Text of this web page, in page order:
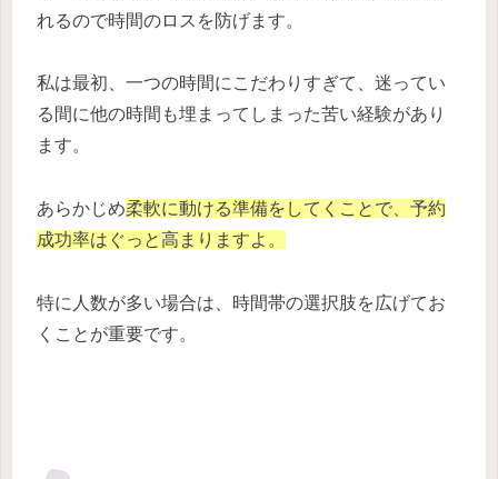
れるので時間のロスを防げます。
私は最初、一つの時間にこだわりすぎて、迷ってい
る間に他の時間も埋まってしまった苦い経験があり
ます。
あらかじめ柔軟に動ける準備をしてくことで、予約
成功率はぐっと高まりますよ。
特に人数が多い場合は、時間帯の選択肢を広げてお
くことが重要です。